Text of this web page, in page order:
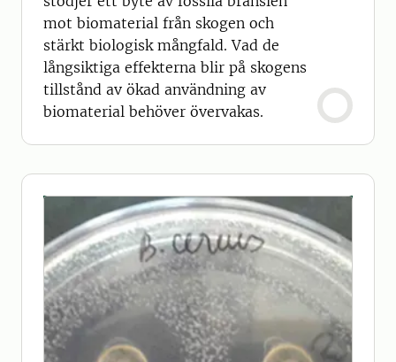
mot biomaterial från skogen och
stärkt biologisk mångfald. Vad de
långsiktiga effekterna blir på skogens
tillstånd av ökad användning av
biomaterial behöver övervakas.